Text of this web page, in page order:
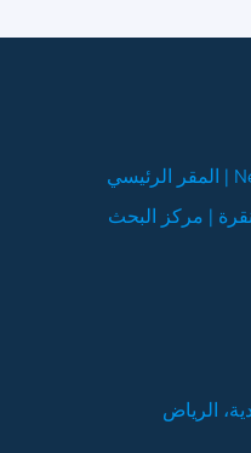
| مركز البحث
الرياض